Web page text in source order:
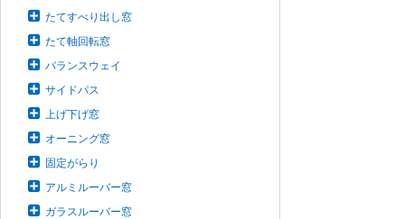
たてすべり出し窓
たて軸回転窓
バランスウェイ
サイドパス
上げ下げ窓
オーニング窓
固定がらり
アルミルーバー窓
ガラスルーバー窓